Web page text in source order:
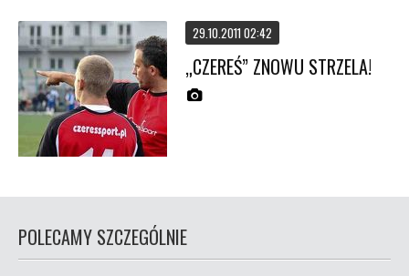
29.10.2011 02:42
„CZEREŚ” ZNOWU STRZELA!
POLECAMY SZCZEGÓLNIE